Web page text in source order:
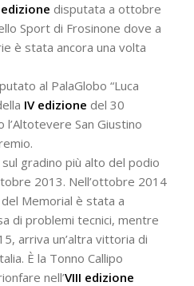
edizione disputata a ottobre
Sport di Frosinone dove a
è stata ancora una volta
al PalaGlobo “Luca
IV edizione del 30
San Giustino
gradino più alto del podio
2013. Nell’ottobre 2014
del Memorial è stata a
di problemi tecnici, mentre
arriva un’altra vittoria di
È la Tonno Callipo
nell’VIII edizione